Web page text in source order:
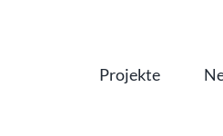
Projekte